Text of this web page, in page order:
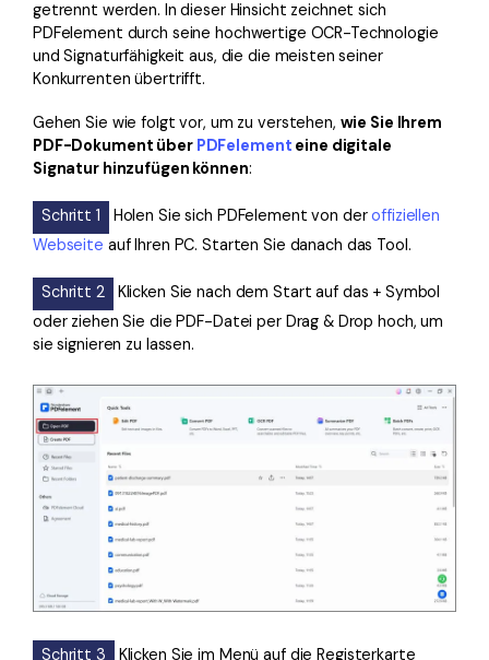
getrennt werden. In dieser Hinsicht zeichnet sich
PDFelement durch seine hochwertige OCR-Technologie
und Signaturfähigkeit aus, die die meisten seiner
Konkurrenten übertrifft.
Gehen Sie wie folgt vor, um zu verstehen, wie Sie Ihrem
PDF-Dokument über PDFelement eine digitale
Signatur hinzufügen können:
Schritt 1 Holen Sie sich PDFelement von deroffiziellen
Webseite auf Ihren PC. Starten Sie danach das Tool.
Schritt 2
Klicken Sie nach dem Start auf das + Symbol
oder ziehen Sie die PDF-Datei per Drag & Drop hoch, um
sie signieren zu lassen.
Schritt 3
Klicken Sie im Menü auf die Registerkarte